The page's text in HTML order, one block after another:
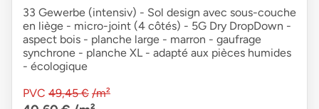
33 Gewerbe (intensiv) - Sol design avec sous-couche
en liège - micro-joint (4 côtés) - 5G Dry DropDown -
aspect bois - planche large - marron - gaufrage
synchrone - planche XL - adapté aux pièces humides
- écologique
PVC 49,45 € /m²